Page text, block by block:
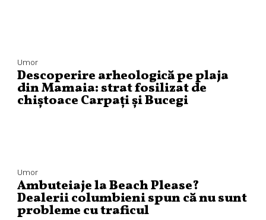
Umor
Descoperire arheologică pe plaja
din Mamaia: strat fosilizat de
chiștoace Carpați și Bucegi
Umor
Ambuteiaje la Beach Please?
Dealerii columbieni spun că nu sunt
probleme cu traficul